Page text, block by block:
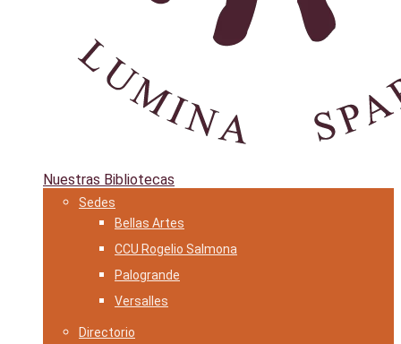
Nuestras Bibliotecas
Sedes
Bellas Artes
CCU Rogelio Salmona
Palogrande
Versalles
Directorio